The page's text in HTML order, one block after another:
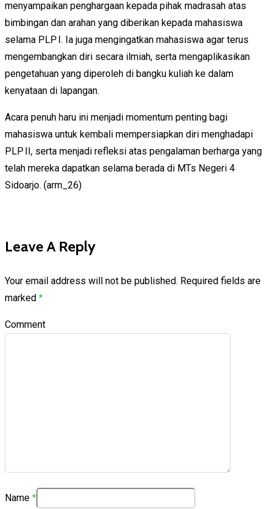
menyampaikan penghargaan kepada pihak madrasah atas
bimbingan dan arahan yang diberikan kepada mahasiswa
selama PLP I. Ia juga mengingatkan mahasiswa agar terus
mengembangkan diri secara ilmiah, serta mengaplikasikan
pengetahuan yang diperoleh di bangku kuliah ke dalam
kenyataan di lapangan.
Acara penuh haru ini menjadi momentum penting bagi
mahasiswa untuk kembali mempersiapkan diri menghadapi
PLP II, serta menjadi refleksi atas pengalaman berharga yang
telah mereka dapatkan selama berada di MTs Negeri 4
Sidoarjo. (arm_26)
Leave A Reply
Your email address will not be published. Required fields are
marked *
Comment
Name *